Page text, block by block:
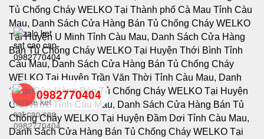
0982770404
back